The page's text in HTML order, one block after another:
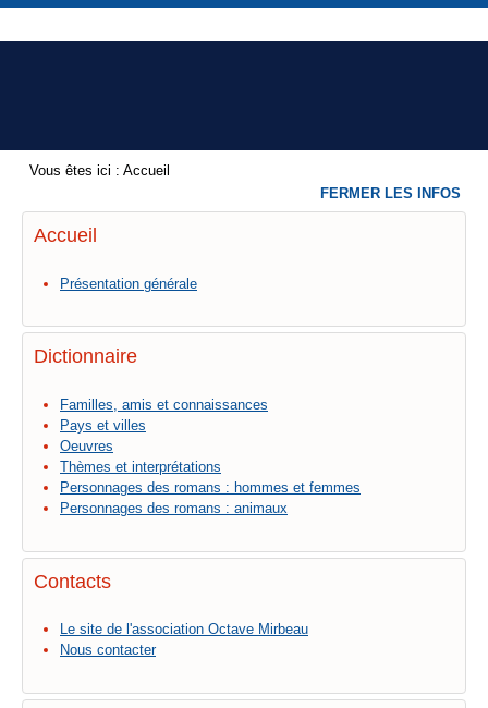
Vous êtes ici : Accueil
Accueil
Présentation générale
Dictionnaire
Familles, amis et connaissances
Pays et villes
Oeuvres
Thèmes et interprétations
Personnages des romans : hommes et femmes
Personnages des romans : animaux
Contacts
Le site de l'association Octave Mirbeau
Nous contacter
FERMER LES INFOS